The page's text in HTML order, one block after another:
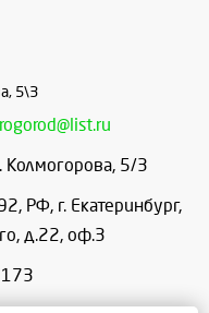
5\3
Колмогорова, 5/3
РФ, г. Екатеринбург,
д.22, оф.3